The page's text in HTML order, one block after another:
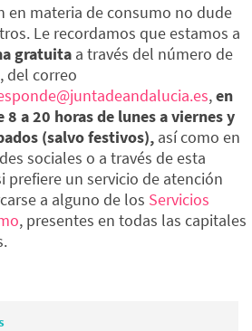
en materia de consumo no dude
Le recordamos que estamos a
gratuita a través del número de
, del correo
,en
a 20 horas de lunes a viernes y
(salvo festivos), así como en
sociales o a través de esta
prefiere un servicio de atención
a alguno de los Servicios
, presentes en todas las capitales